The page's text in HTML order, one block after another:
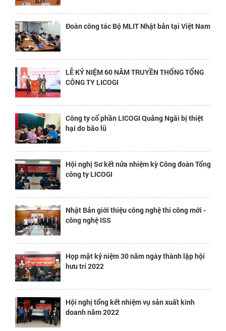
Đoàn công tác Bộ MLIT Nhật bản tại Việt Nam
LỄ KỶ NIỆM 60 NĂM TRUYỀN THỐNG TỔNG
CÔNG TY LICOGI
Công ty cổ phần LICOGI Quảng Ngãi bị thiệt
hại do bão lũ
Hội nghị Sơ kết nửa nhiệm kỳ Công đoàn Tổng
công ty LICOGI
Nhật Bản giới thiệu công nghệ thi công mới -
công nghệ ISS
Họp mặt kỷ niệm 30 năm ngày thành lập hội
hưu trí 2022
Hội nghị tổng kết nhiệm vụ sản xuất kinh
doanh năm 2022